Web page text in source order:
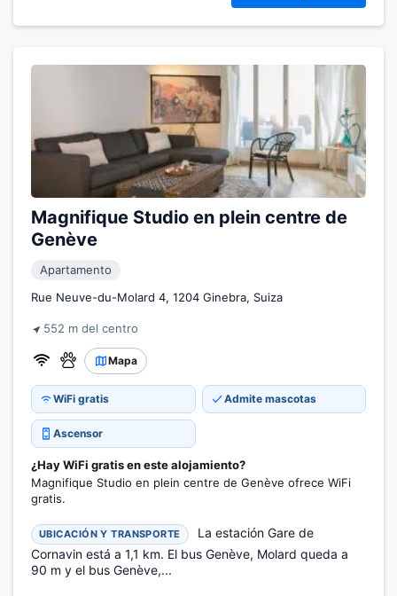
Magnifique Studio en plein centre de
Genève
Apartamento
Rue Neuve-du-Molard 4, 1204 Ginebra, Suiza
552 m del centro
Mapa
WiFi gratis Admite mascotas
Ascensor
¿Hay WiFi gratis en este alojamiento?
Magnifique Studio en plein centre de Genève ofrece WiFi
gratis.
UBICACIÓN Y TRANSPORTE
La estación Gare de
Cornavin está a 1,1 km. El bus Genève, Molard queda a
90 m y el bus Genève,...